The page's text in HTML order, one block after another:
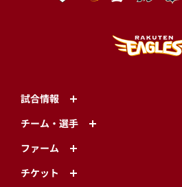
試合情報
チーム・選手
ファーム
チケット